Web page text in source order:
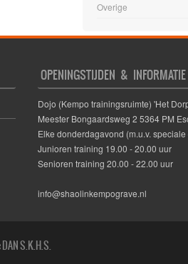
Overige
OPENINGSTIJDEN & INFORMATIE
Dojo (Kempo trainingsruimte) 'Het
Meester Bongaardsweg 2 5364 PM
Elke donderdagavond (m.u.v.
Junioren training 19.00 - 20.00 uur
Senioren training 20.00 - 22.00 uur
info@shaolinkempograve.nl
S.K.H.S.